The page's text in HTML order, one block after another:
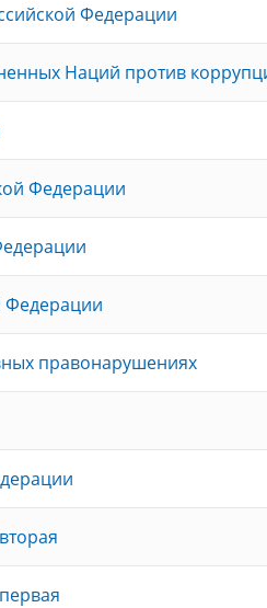
Федерации
Наций против
Федерации
Федерации
правонарушениях